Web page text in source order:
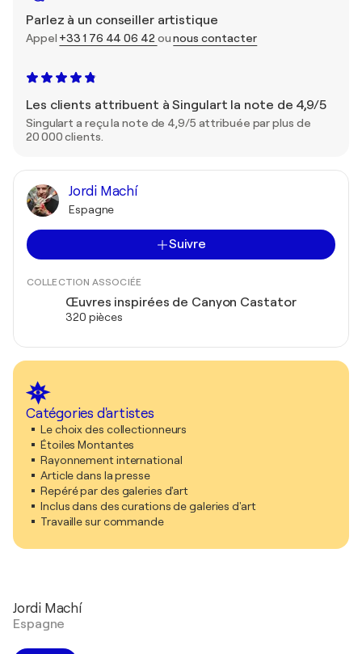
Parlez à un conseiller artistique
Appel +33 1 76 44 06 42ounous contacter
Les clients attribuent à Singulart la note de 4,9/5
Singulart a reçu la note de 4,9/5 attribuée par plus de
20 000 clients.
Jordi Machí
Espagne
Suivre
COLLECTION ASSOCIÉE
Œuvres inspirées de Canyon Castator
320 pièces
Catégories d'artistes
Le choix des collectionneurs
Étoiles Montantes
Rayonnement international
Article dans la presse
Repéré par des galeries d'art
Inclus dans des curations de galeries d'art
Travaille sur commande
Jordi Machí
Espagne